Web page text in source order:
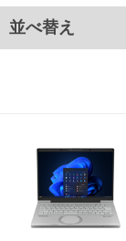
並べ替え